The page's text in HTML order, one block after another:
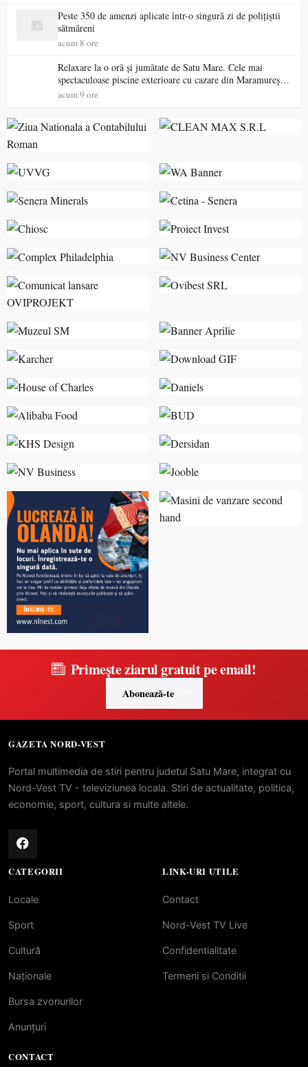
Peste 350 de amenzi aplicate într-o singură zi de polițiștii
sătmăreni
acum 8 ore
Relaxare la o oră și jumătate de Satu Mare. Cele mai
spectaculoase piscine exterioare cu cazare din Maramureș,
ideale pentru o escapadă de vară
acum 9 ore
Primește ziarul gratuit pe email!
Abonează-te
GAZETA NORD-VEST
Portal multimedia de stiri pentru judetul Satu Mare, integrat cu
Nord-Vest TV - televiziunea locala. Stiri de actualitate, politica,
economie, sport, cultura si multe altele.
CATEGORII
Locale
Sport
Cultură
Naționale
Bursa zvonurilor
Anunțuri
LINK-URI UTILE
Contact
Nord-Vest TV Live
Confidentialitate
Termeni si Conditii
CONTACT